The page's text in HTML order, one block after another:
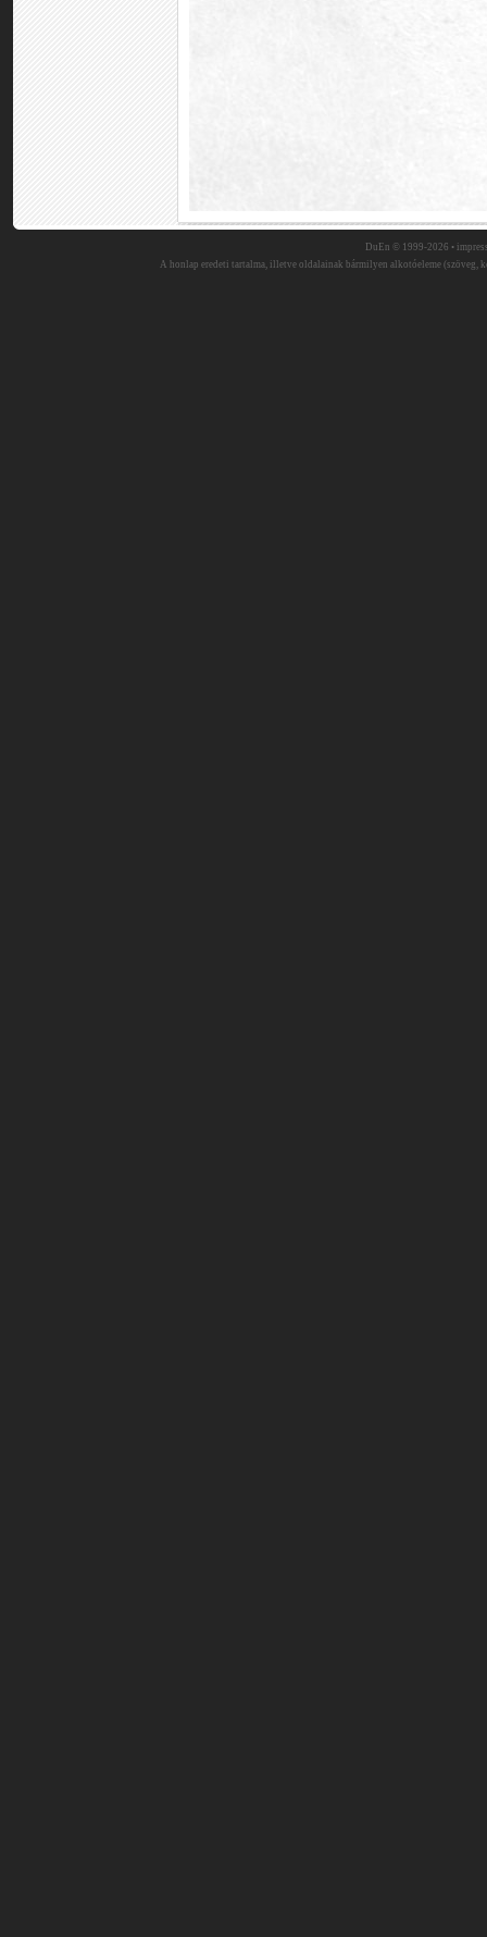
DuEn © 1999-2026 •
A honlap eredeti tartalma, illetve oldalainak bármilyen alkotóeleme (szöveg,